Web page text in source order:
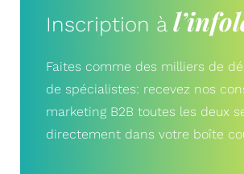
Inscription à
Faites comme des milliers de
de spécialistes: recevez nos
marketing B2B toutes les deux
directement dans votre boîte